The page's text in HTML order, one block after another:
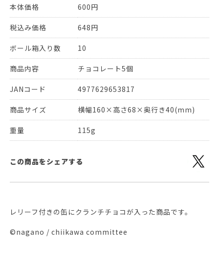
本体価格 600円
税込み価格 648円
ボール箱入り数 10
商品内容 チョコレート5個
JANコード 4977629653817
商品サイズ 横幅160×高さ68×奥行き40(mm)
重量 115g
この商品をシェアする
レリーフ付きの缶にクランチチョコが入った商品です。
©nagano / chiikawa committee